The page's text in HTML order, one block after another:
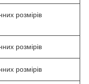
розмірів
розмірів
розмірів